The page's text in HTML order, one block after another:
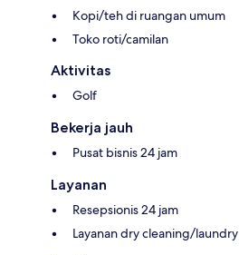
Kopi/teh di ruangan umum
Toko roti/camilan
Aktivitas
Golf
Bekerja jauh
Pusat bisnis 24 jam
Layanan
Resepsionis 24 jam
Layanan dry cleaning/laundry